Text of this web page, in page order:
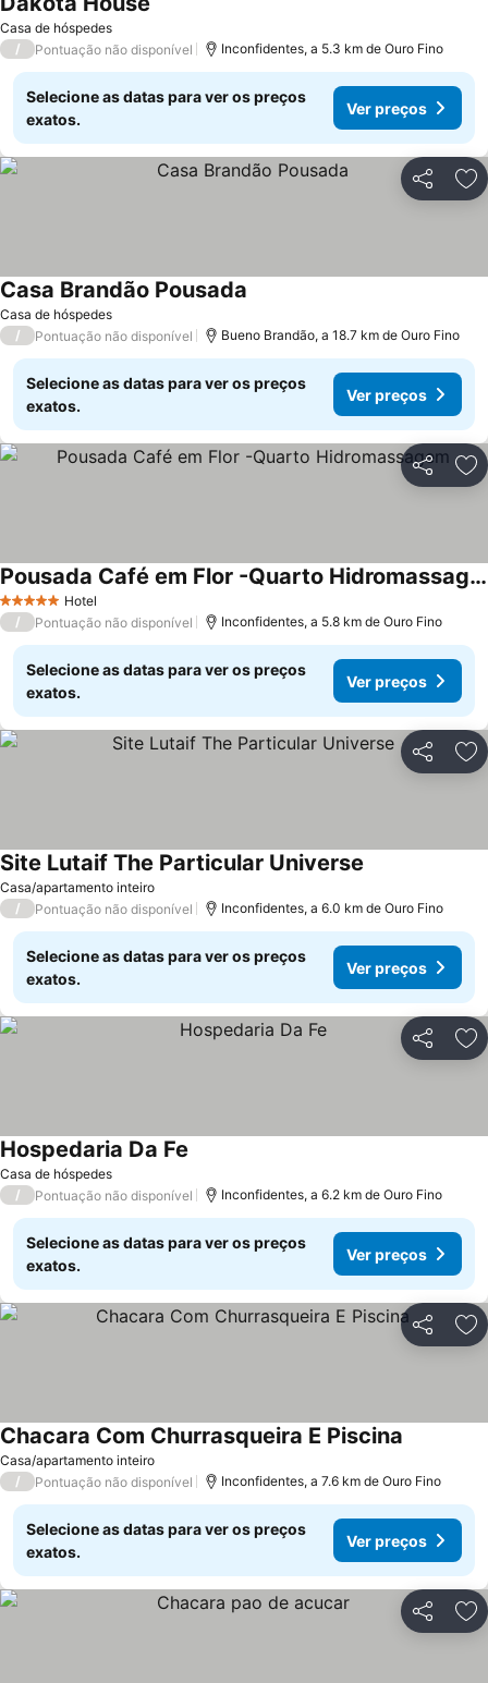
Casa de hóspedes
/ Pontuação não disponível Inconfidentes, a 5.3 km de Ouro Fino
Selecione as datas para ver os preços
exatos.
Ver preços
Partilhar
Casa de hóspedes
Casa Brandão Pousada
/ Pontuação não disponível Bueno Brandão, a 18.7 km de Ouro Fino
Selecione as datas para ver os preços
exatos.
Ver preços
Partilhar
5 Estrelas Hotel
Pousada Café em Flor -Quarto Hidromassagem
Ver preços
/ Pontuação não disponível Inconfidentes, a 5.8 km de Ouro Fino
Selecione as datas para ver os preços
exatos.
Ver preços
Partilhar
Casa/apartamento inteiro
Site Lutaif The Particular Universe
/ Pontuação não disponível Inconfidentes, a 6.0 km de Ouro Fino
Selecione as datas para ver os preços
exatos.
Ver preços
Partilhar
Casa de hóspedes
Hospedaria Da Fe
/ Pontuação não disponível Inconfidentes, a 6.2 km de Ouro Fino
Selecione as datas para ver os preços
exatos.
Ver preços
Partilhar
Casa/apartamento inteiro
Chacara Com Churrasqueira E Piscina
/ Pontuação não disponível Inconfidentes, a 7.6 km de Ouro Fino
Selecione as datas para ver os preços
exatos.
Ver preços
Partilhar